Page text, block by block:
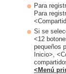
Para
Para
Si se
<12
pequeños
Inicio>,
<Menú